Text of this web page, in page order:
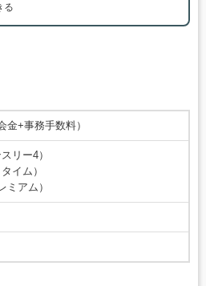
る
金+事務手数料）
リー4）
イム）
ミアム）